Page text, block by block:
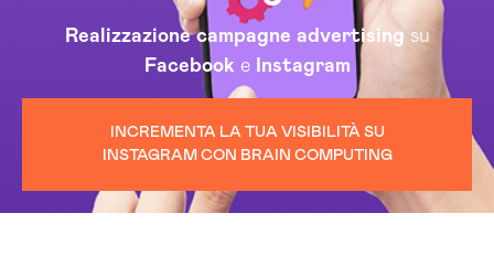
Realizzazione campagne advertising su
Facebook e Instagram
INCREMENTA LA TUA VISIBILITÀ SU
INSTAGRAM CON BRAIN COMPUTING